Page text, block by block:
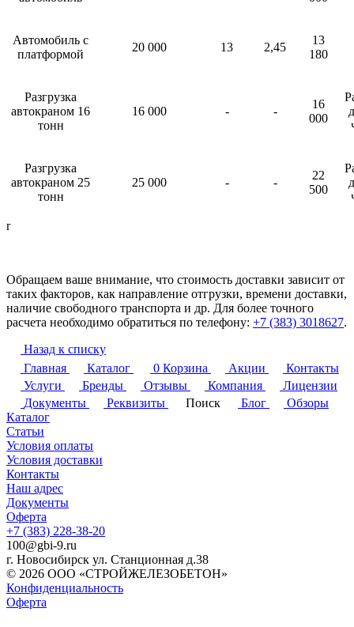
Автомобиль с
платформой
20 000 13 2,45
13
180
Разгрузка
автокраном 16
тонн
16 000 - -
16
000
Разгрузка
автокраном 25
тонн
25 000 - -
22
500
r
Обращаем ваше внимание, что стоимость доставки зависит от
таких факторов, как направление отгрузки, времени доставки,
наличие свободного транспорта и др. Для более точного
расчета необходимо обратиться по телефону: +7 (383) 3018627.
Назад к списку
Главная
Каталог 0 Корзина Акции
Контакты
Услуги
Бренды Отзывы Компания
Лицензии
Документы
Реквизиты Поиск Блог
Обзоры
Каталог
Статьи
Условия оплаты
Условия доставки
Контакты
Наш адрес
Документы
Оферта
+7 (383) 228-38-20
100@gbi-9.ru
г. Новосибирск ул. Станционная д.38
© 2026 ООО «СТРОЙЖЕЛЕЗОБЕТОН»
Конфиденциальность
Оферта